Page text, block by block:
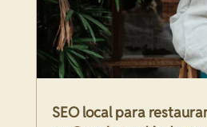
SEO local para